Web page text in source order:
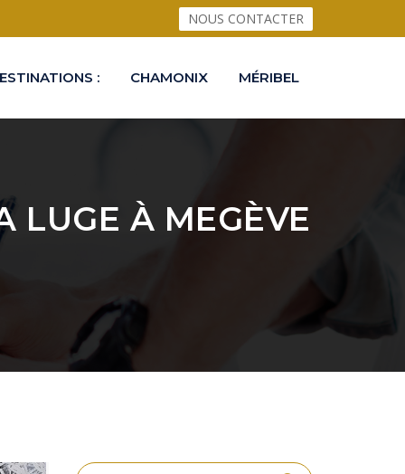
NOUS CONTACTER
: CHAMONIX MÉRIBEL
LUGE À MEGÈVE